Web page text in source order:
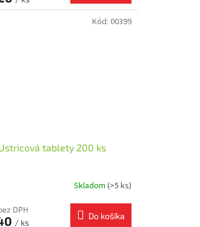
tablety 200 ks
Skladom (>5 ks)
DPH
/ ks
Do košíka
Kód: 00399